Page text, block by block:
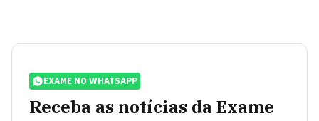
EXAME NO WHATSAPP
Receba as notícias da Exame